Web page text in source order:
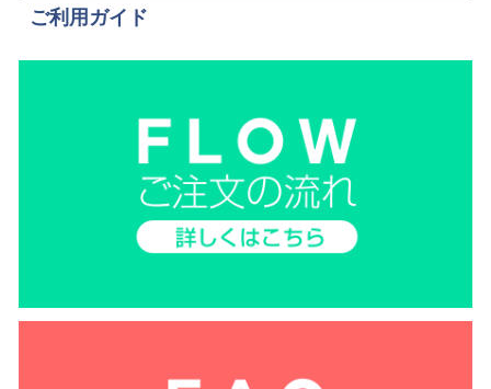
ご利用ガイド